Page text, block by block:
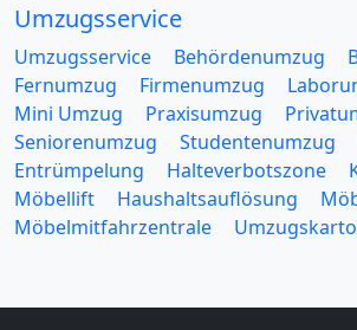
Umzugsservice
Umzugsservice Behördenumzug
Fernumzug
Firmenumzug
Mini Umzug
Praxisumzug
Seniorenumzug
Studentenumzug
Entrümpelung
Halteverbotszone
Möbellift
Haushaltsauflösung
Möbelmitfahrzentrale